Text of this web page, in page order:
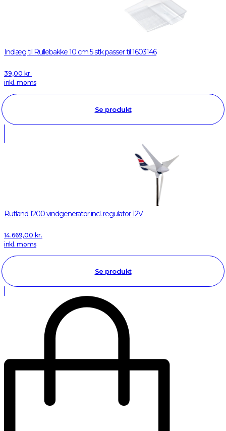
Indlæg til Rullebakke 10 cm 5 stk passer til 1603146
39,00 kr.
inkl. moms
Se produkt
Rutland 1200 vindgenerator incl. regulator 12V
14.669,00 kr.
inkl. moms
Se produkt